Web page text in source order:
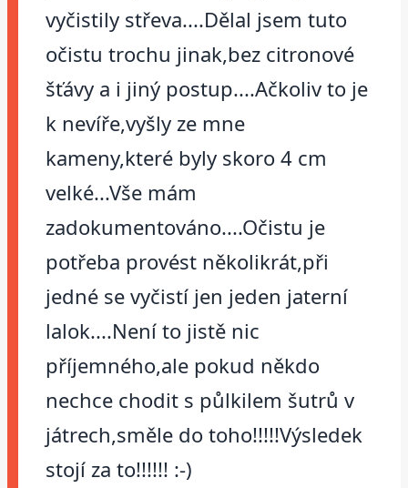
vyčistily střeva....Dělal jsem tuto
očistu trochu jinak,bez citronové
šťávy a i jiný postup....Ačkoliv to je
k nevíře,vyšly ze mne
kameny,které byly skoro 4 cm
velké...Vše mám
zadokumentováno....Očistu je
potřeba provést několikrát,při
jedné se vyčistí jen jeden jaterní
lalok....Není to jistě nic
příjemného,ale pokud někdo
nechce chodit s půlkilem šutrů v
játrech,směle do toho!!!!!Výsledek
stojí za to!!!!!! :-)